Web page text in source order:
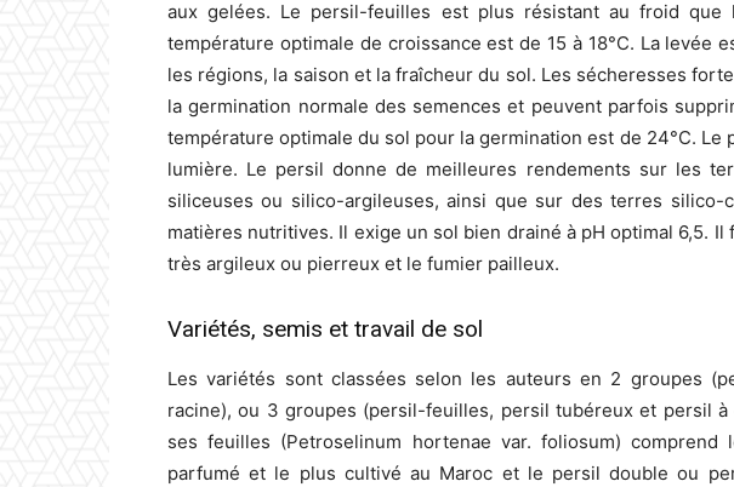
aux gelées. Le persil-feuilles est plus résistant au froid que
température optimale de croissance est de 15 à 18°C. La levée
les régions, la saison et la fraîcheur du sol. Les sécheresses
la germination normale des semences et peuvent parfois
température optimale du sol pour la germination est de 24°C. Le
lumière. Le persil donne de meilleures rendements sur les
siliceuses ou silico-argileuses, ainsi que sur des terres silico-
matières nutritives. Il exige un sol bien drainé à pH optimal 6,5.
très argileux ou pierreux et le fumier pailleux.
Variétés, semis et travail de sol
Les variétés sont classées selon les auteurs en 2 groupes
racine), ou 3 groupes (persil-feuilles, persil tubéreux et persil
ses feuilles (Petroselinum hortenae var. foliosum) comprend
parfumé et le plus cultivé au Maroc et le persil double ou